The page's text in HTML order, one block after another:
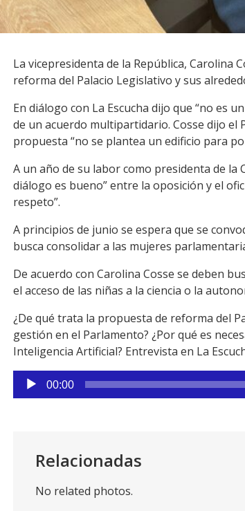
Facebook
WhatsApp
Email
Copy
La vicepresidenta de la República, Carolina
reforma del Palacio Legislativo y sus
En diálogo con La Escucha dijo que “no es
de un acuerdo multipartidario. Cosse dijo el
propuesta “no se plantea un edificio para
A un año de su labor como presidenta de la
diálogo es bueno” entre la oposición y el
respeto”.
A principios de junio se espera que se
busca consolidar a las mujeres
De acuerdo con Carolina Cosse se deben
el acceso de las niñas a la ciencia o la
¿De qué trata la propuesta de reforma del
gestión en el Parlamento? ¿Por qué es
Inteligencia Artificial? Entrevista en La
Reproductor
de
00:00
Relacionadas
No related photos.